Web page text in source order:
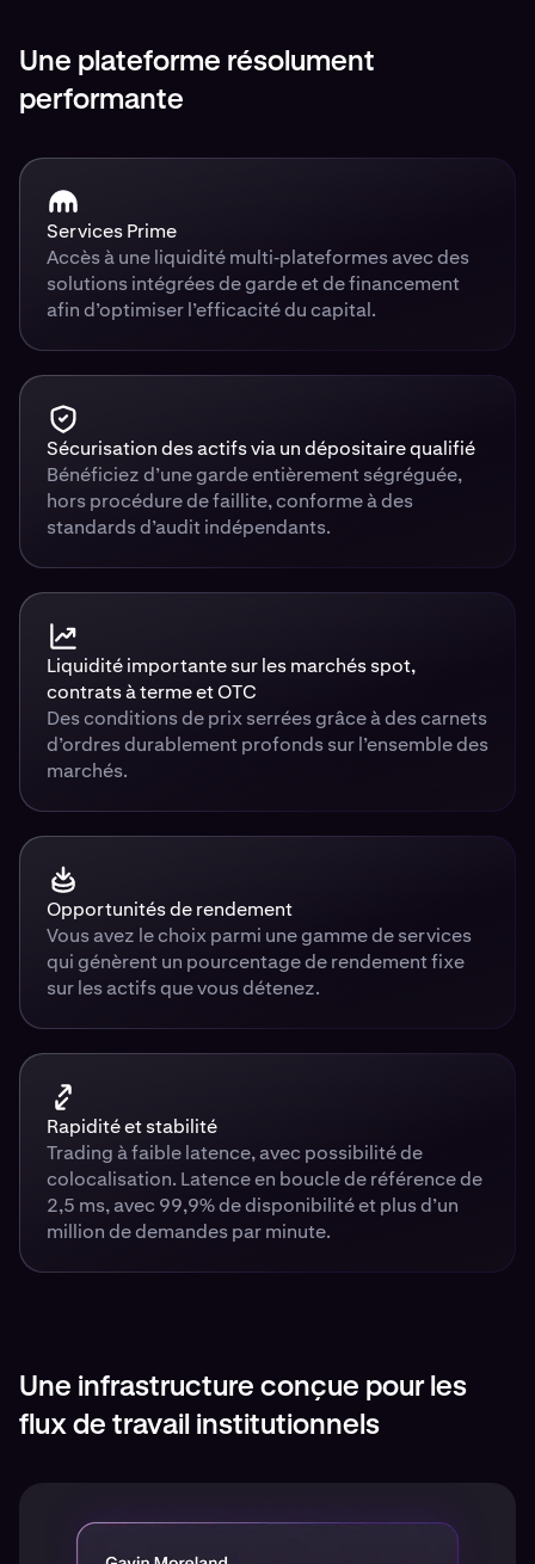
Une plateforme résolument
performante
Services Prime
Accès à une liquidité multi‑plateformes avec des
solutions intégrées de garde et de financement
afin d’optimiser l’efficacité du capital.
Sécurisation des actifs via un dépositaire qualifié
Bénéficiez d’une garde entièrement ségréguée,
hors procédure de faillite, conforme à des
standards d’audit indépendants.
Liquidité importante sur les marchés spot,
contrats à terme et OTC
Des conditions de prix serrées grâce à des carnets
d’ordres durablement profonds sur l’ensemble des
marchés.
Opportunités de rendement
Vous avez le choix parmi une gamme de services
qui génèrent un pourcentage de rendement fixe
sur les actifs que vous détenez.
Rapidité et stabilité
Trading à faible latence, avec possibilité de
colocalisation. Latence en boucle de référence de
2,5 ms, avec 99,9% de disponibilité et plus d’un
million de demandes par minute.
Une infrastructure conçue pour les
flux de travail institutionnels